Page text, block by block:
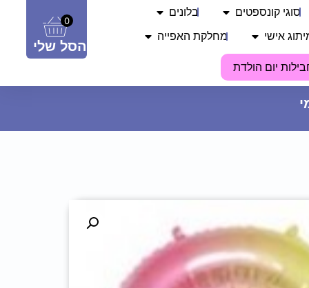
מפיות נייר - מכבי תל אביב
0
הסל שלי
סוגי קונספטים בלונים
אישי מחלקת האפייה
יום הולדת